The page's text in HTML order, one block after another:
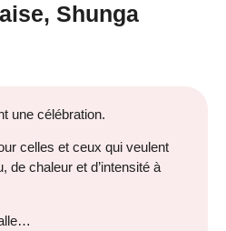
Shunga
une célébration.
celles et ceux qui veulent
de chaleur et d’intensité à